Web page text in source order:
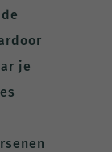
je